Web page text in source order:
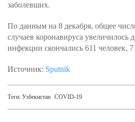
заболевших.
По данным на 8 декабря, общее
случаев коронавируса увеличилось
инфекции скончались 611 человек,
Источник: Sputnik
Теги: Узбекистан COVID-19